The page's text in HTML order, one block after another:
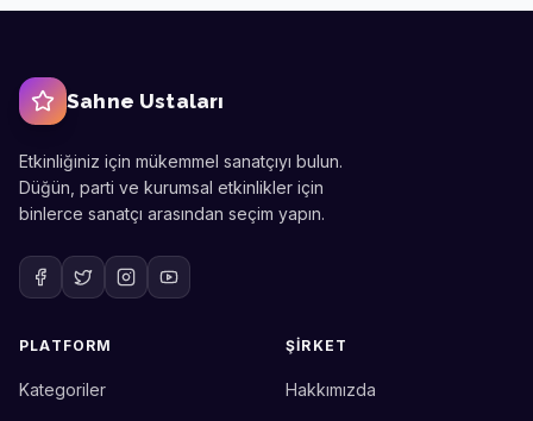
Sahne Ustaları
Etkinliğiniz için mükemmel sanatçıyı bulun.
Düğün, parti ve kurumsal etkinlikler için
binlerce sanatçı arasından seçim yapın.
PLATFORM
Kategoriler
ŞIRKET
Hakkımızda